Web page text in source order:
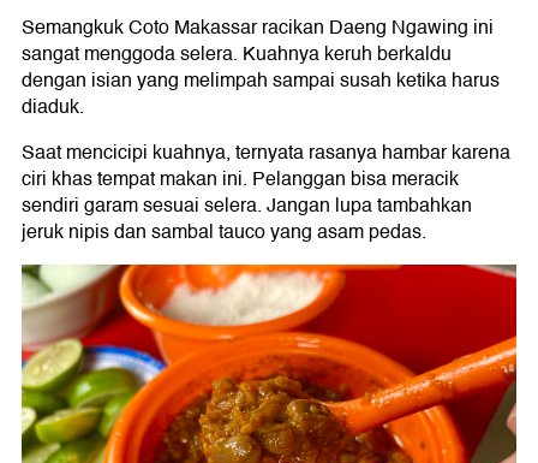
Semangkuk Coto Makassar racikan Daeng Ngawing ini
sangat menggoda selera. Kuahnya keruh berkaldu
dengan isian yang melimpah sampai susah ketika harus
diaduk.
Saat mencicipi kuahnya, ternyata rasanya hambar karena
ciri khas tempat makan ini. Pelanggan bisa meracik
sendiri garam sesuai selera. Jangan lupa tambahkan
jeruk nipis dan sambal tauco yang asam pedas.